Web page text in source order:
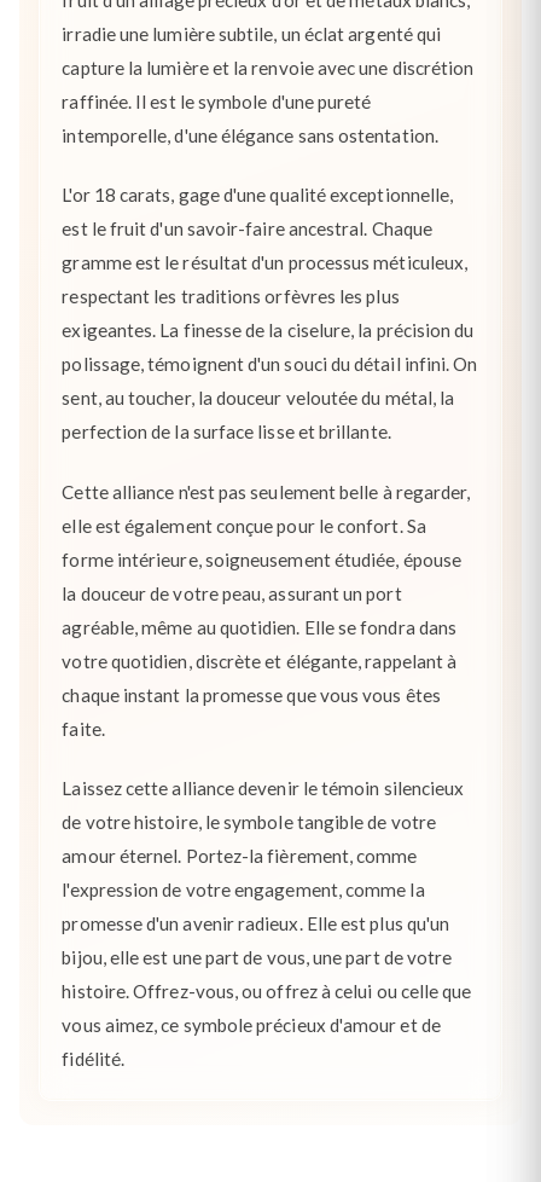
irradie une lumière subtile, un éclat argenté qui
capture la lumière et la renvoie avec une discrétion
raffinée. Il est le symbole d'une pureté
intemporelle, d'une élégance sans ostentation.
L'or 18 carats, gage d'une qualité exceptionnelle,
est le fruit d'un savoir-faire ancestral. Chaque
gramme est le résultat d'un processus méticuleux,
respectant les traditions orfèvres les plus
exigeantes. La finesse de la ciselure, la précision du
polissage, témoignent d'un souci du détail infini. On
sent, au toucher, la douceur veloutée du métal, la
perfection de la surface lisse et brillante.
Cette alliance n'est pas seulement belle à regarder,
elle est également conçue pour le confort. Sa
forme intérieure, soigneusement étudiée, épouse
la douceur de votre peau, assurant un port
agréable, même au quotidien. Elle se fondra dans
votre quotidien, discrète et élégante, rappelant à
chaque instant la promesse que vous vous êtes
faite.
Laissez cette alliance devenir le témoin silencieux
de votre histoire, le symbole tangible de votre
amour éternel. Portez-la fièrement, comme
l'expression de votre engagement, comme la
promesse d'un avenir radieux. Elle est plus qu'un
bijou, elle est une part de vous, une part de votre
histoire. Offrez-vous, ou offrez à celui ou celle que
vous aimez, ce symbole précieux d'amour et de
fidélité.